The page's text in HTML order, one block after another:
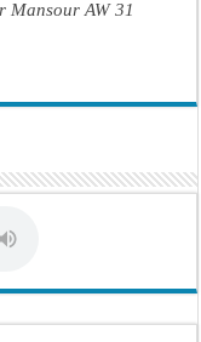
Mansour AW 31